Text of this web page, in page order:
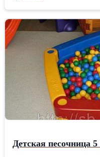
прочность,благодаря чему
равномерно по всей
очистки Биологический Количество обслуживающих человек 3
Гарантийный срок 12 месяцев Степень очистки 98
отведения очищенной воды
локального очистного сооружения
800; Длина 1200 мм Максимальная производительность 600Вид
септика: Трехкамерный
Расположение:
воды: Принудительный
(ПНД)
Детская песочница